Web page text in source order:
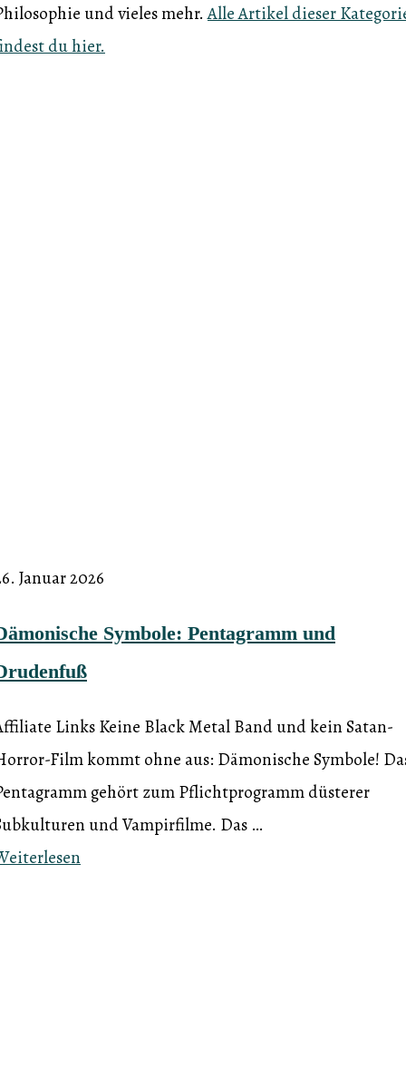
und vieles mehr.Alle Artikel dieser
du hier.
Januar 2026
Symbole: Pentagramm und
Links Keine Black Metal Band und kein Satan-
Film kommt ohne aus: Dämonische Symbole!
gehört zum Pflichtprogramm düsterer
und Vampirfilme. Das …